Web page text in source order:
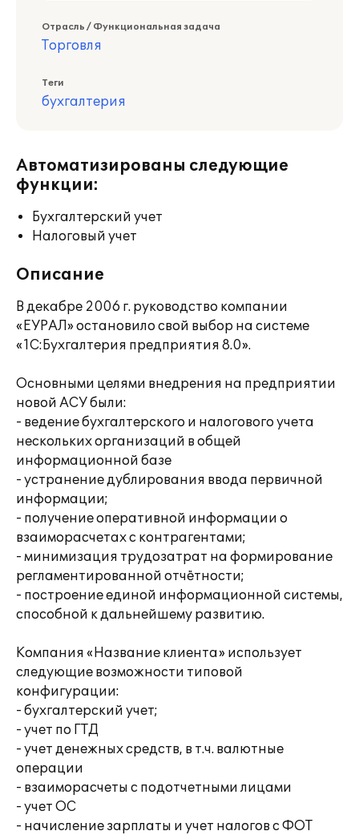
Отрасль / Функциональная задача
Торговля
Теги
бухгалтерия
Автоматизированы следующие
функции:
Бухгалтерский учет
Налоговый учет
Описание
В декабре 2006 г. руководство компании
«ЕУРАЛ» остановило свой выбор на системе
«1С:Бухгалтерия предприятия 8.0».
Основными целями внедрения на предприятии
новой АСУ были:
- ведение бухгалтерского и налогового учета
нескольких организаций в общей
информационной базе
- устранение дублирования ввода первичной
информации;
- получение оперативной информации о
взаиморасчетах с контрагентами;
- минимизация трудозатрат на формирование
регламентированной отчётности;
- построение единой информационной системы,
способной к дальнейшему развитию.
Компания «Название клиента» использует
следующие возможности типовой
конфигурации:
- бухгалтерский учет;
- учет по ГТД
- учет денежных средств, в т.ч. валютные
операции
- взаиморасчеты с подотчетными лицами
- учет ОС
- начисление зарплаты и учет налогов с ФОТ